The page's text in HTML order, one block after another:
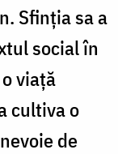
Sfinţia sa a
social în
viaţă
cultiva o
de